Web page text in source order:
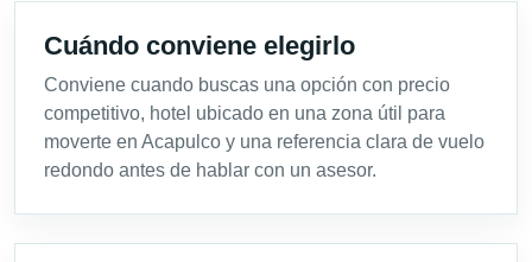
Cuándo conviene elegirlo
Conviene cuando buscas una opción con precio
competitivo, hotel ubicado en una zona útil para
moverte en Acapulco y una referencia clara de vuelo
redondo antes de hablar con un asesor.